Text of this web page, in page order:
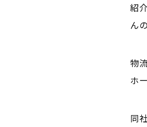
紹
ん
物
ホ
同